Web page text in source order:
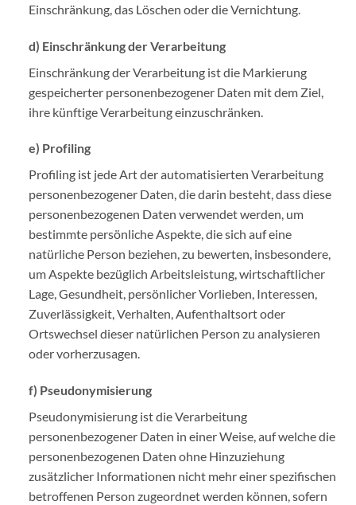
Einschränkung, das Löschen oder die Vernichtung.
d) Einschränkung der Verarbeitung
Einschränkung der Verarbeitung ist die Markierung
gespeicherter personenbezogener Daten mit dem Ziel,
ihre künftige Verarbeitung einzuschränken.
e) Profiling
Profiling ist jede Art der automatisierten Verarbeitung
personenbezogener Daten, die darin besteht, dass diese
personenbezogenen Daten verwendet werden, um
bestimmte persönliche Aspekte, die sich auf eine
natürliche Person beziehen, zu bewerten, insbesondere,
um Aspekte bezüglich Arbeitsleistung, wirtschaftlicher
Lage, Gesundheit, persönlicher Vorlieben, Interessen,
Zuverlässigkeit, Verhalten, Aufenthaltsort oder
Ortswechsel dieser natürlichen Person zu analysieren
oder vorherzusagen.
f) Pseudonymisierung
Pseudonymisierung ist die Verarbeitung
personenbezogener Daten in einer Weise, auf welche die
personenbezogenen Daten ohne Hinzuziehung
zusätzlicher Informationen nicht mehr einer spezifischen
betroffenen Person zugeordnet werden können, sofern